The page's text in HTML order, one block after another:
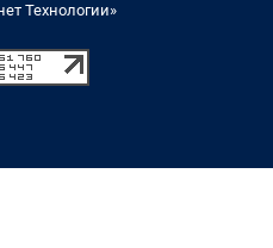
Технологии»